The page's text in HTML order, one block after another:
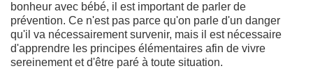
bonheur avec bébé, il est important de parler de
prévention. Ce n'est pas parce qu'on parle d'un danger
qu'il va nécessairement survenir, mais il est nécessaire
d'apprendre les principes élémentaires afin de vivre
sereinement et d'être paré à toute situation.